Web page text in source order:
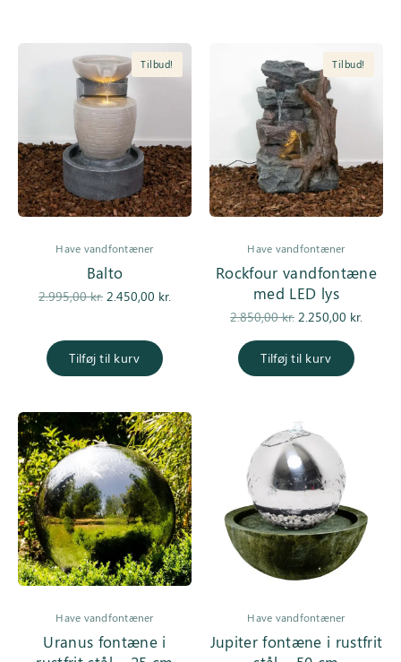
Tilbud!
Have vandfontæner
Balto
2.995,00kr.
Den
2.995,00 kr..
2.450,00 kr.
aktuelle pris
Tilføj til kurv
Tilbud!
Have vandfontæner
Rockfour vandfontæne
med LED lys
2.850,00kr.
Den
pris var:
2.850,00 kr..
2.250,00 kr.
Tilføj til kurv
Have vandfontæner
Uranus fontæne i
Have vandfontæner
Jupiter fontæne i rustfrit